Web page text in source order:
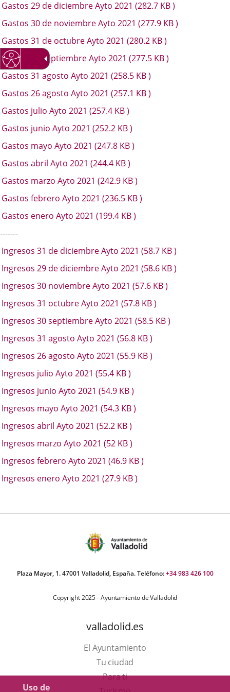
Uso de
aplicación
externa.
aplicación
externa.
Gastos 29 de diciembre Ayto 2021 (282.7 KB)
Gastos 30 de noviembre Ayto 2021 (277.9 KB)
Gastos 31 de octubre Ayto 2021 (280.2 KB)
Gastos 30 septiembre Ayto 2021 (277.5 KB)
Gastos 31 agosto Ayto 2021 (258.5 KB)
Gastos 26 agosto Ayto 2021 (257.1 KB)
Gastos julio Ayto 2021 (257.4 KB)
Gastos junio Ayto 2021 (252.2 KB)
Gastos mayo Ayto 2021 (247.8 KB)
Gastos abril Ayto 2021 (244.4 KB)
Gastos marzo Ayto 2021 (242.9 KB)
Gastos febrero Ayto 2021 (236.5 KB)
Gastos enero Ayto 2021 (199.4 KB)
Ingresos 31 de diciembre Ayto 2021 (58.7 KB)
Ingresos 29 de diciembre Ayto 2021 (58.6 KB)
Ingresos 30 noviembre Ayto 2021 (57.6 KB)
Ingresos 31 octubre Ayto 2021 (57.8 KB)
Ingresos 30 septiembre Ayto 2021 (58.5 KB)
Ingresos 31 agosto Ayto 2021 (56.8 KB)
Ingresos 26 agosto Ayto 2021 (55.9 KB)
Ingresos julio Ayto 2021 (55.4 KB)
Ingresos junio Ayto 2021 (54.9 KB)
Ingresos mayo Ayto 2021 (54.3 KB)
Ingresos abril Ayto 2021 (52.2 KB)
Ingresos marzo Ayto 2021 (52 KB)
Ingresos febrero Ayto 2021 (46.9 KB)
Ingresos enero Ayto 2021 (27.9 KB)
Plaza Mayor, 1. 47001 Valladolid, España. Teléfono:+34 983 426 100
Copyright 2025 - Ayuntamiento de Valladolid
valladolid.es
El Ayuntamiento
Tu ciudad
Para ti